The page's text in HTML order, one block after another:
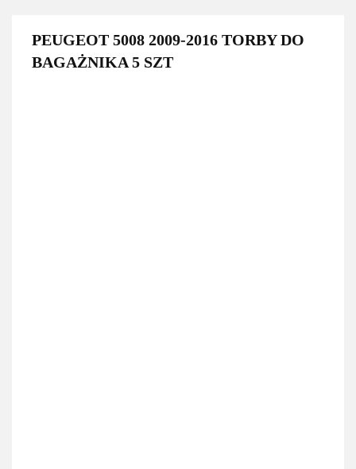
PEUGEOT 5008 2009-2016 TORBY DO
BAGAŻNIKA 5 SZT